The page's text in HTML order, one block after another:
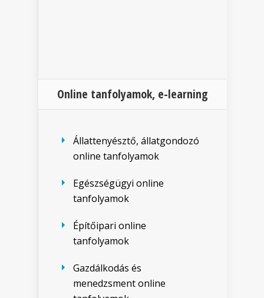
Online tanfolyamok, e-learning
Állattenyésztő, állatgondozó
online tanfolyamok
Egészségügyi online
tanfolyamok
Építőipari online
tanfolyamok
Gazdálkodás és
menedzsment online